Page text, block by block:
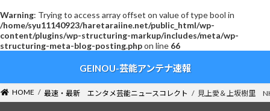
Warning: Trying to access array offset on value of type bool in
/home/syu11140923/haretaraiine.net/public_html/wp-
content/plugins/wp-structuring-markup/includes/meta/wp-
structuring-meta-blog-posting.phpon line 66
ン
ツ
ー
シ
GEINOU-芸能アンテナ速報
HOME 最速・最新 エンタメ芸能ニュースコレクト 見上愛＆上坂樹里